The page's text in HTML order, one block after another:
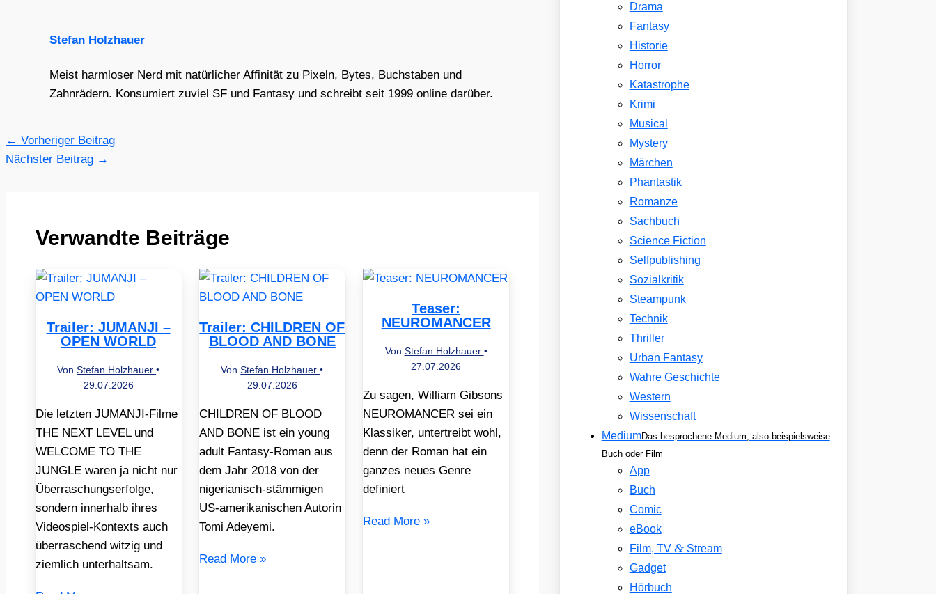
Stefan Holzhauer
Meist harmloser Nerd mit natürlicher Affinität zu Pixeln, Bytes, Buchstaben und
Zahnrädern. Konsumiert zuviel SF und Fantasy und schreibt seit 1999 online darüber.
← Vorheriger Beitrag
Nächster Beitrag →
Verwandte Beiträge
Trailer: JUMANJI –
OPEN WORLD
VonStefan Holzhauer•
29.07.2026
Die letzten JUMANJI-Filme
THE NEXT LEVEL und
WELCOME TO THE
JUNGLE waren ja nicht nur
Überraschungserfolge,
sondern innerhalb ihres
Videospiel-Kontexts auch
überraschend witzig und
ziemlich unterhaltsam.
Trailer: CHILDREN OF
BLOOD AND BONE
VonStefan Holzhauer•
29.07.2026
CHILDREN OF BLOOD
AND BONE ist ein young
adult Fantasy-Roman aus
dem Jahr 2018 von der
nigerianisch-stämmigen
US-amerikanischen Autorin
Tomi Adeyemi.
Read More »
Teaser:
NEUROMANCER
Von Stefan Holzhauer •
27.07.2026
Zu sagen, William Gibsons
NEUROMANCER sei ein
Klassiker, untertreibt wohl,
denn der Roman hat ein
ganzes neues Genre
definiert
Read More »
Drama
Fantasy
Historie
Horror
Katastrophe
Krimi
Musical
Mystery
Märchen
Phantastik
Romanze
Sachbuch
Science Fiction
Selfpublishing
Sozialkritik
Steampunk
Technik
Thriller
Urban Fantasy
Wahre Geschichte
Western
Wissenschaft
MediumDas besprochene Medium, also beispielsweise
Buch oder Film
App
Buch
Comic
eBook
Film, TV &Stream
Gadget
Hörbuch